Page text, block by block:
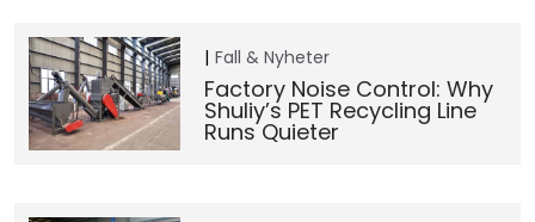
Fall & Nyheter
Factory Noise Control: Why
Shuliy’s PET Recycling Line
Runs Quieter